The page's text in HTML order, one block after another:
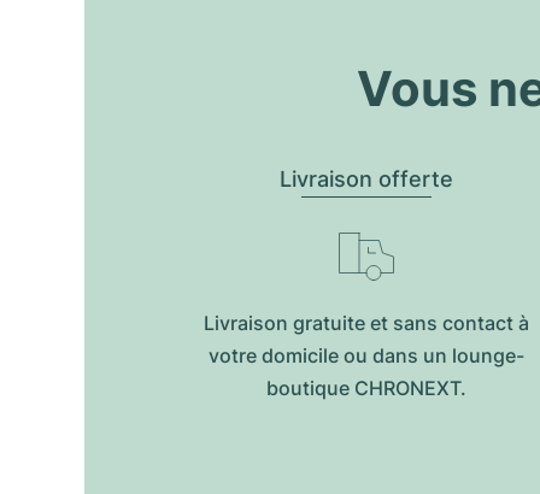
Vous
Livraison offerte
Livraison gratuite et sans contact à
votre domicile ou dans un lounge-
boutique CHRONEXT.